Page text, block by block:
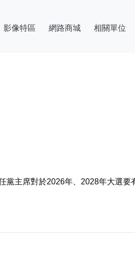
影像特區 網路商城 相關單位
主席對於2026年、2028年大選要